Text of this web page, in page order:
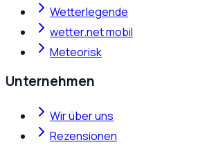
Wetterlegende
wetter.net mobil
Meteorisk
Unternehmen
Wir über uns
Rezensionen